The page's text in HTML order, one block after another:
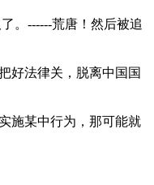
。------荒唐！然后被追
好法律关，脱离中国国
施某中行为，那可能就